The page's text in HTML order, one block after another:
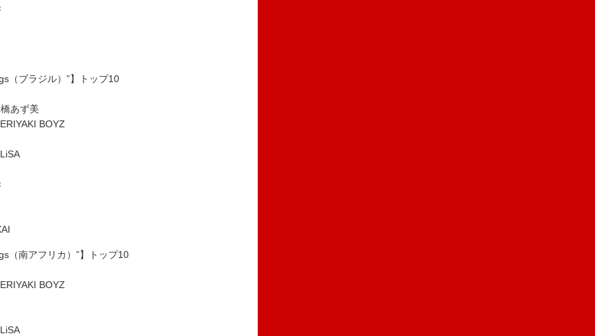
（ブラジル）”】トップ10
あず美
BOYZ
（南アフリカ）”】トップ10
BOYZ